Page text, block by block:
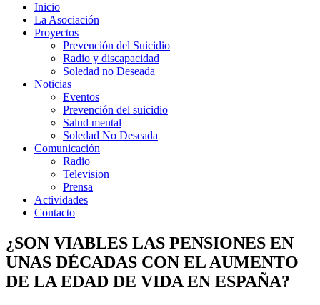
Inicio
La Asociación
Proyectos
Prevención del Suicidio
Radio y discapacidad
Soledad no Deseada
Noticias
Eventos
Prevención del suicidio
Salud mental
Soledad No Deseada
Comunicación
Radio
Television
Prensa
Actividades
Contacto
¿SON VIABLES LAS PENSIONES EN
UNAS DÉCADAS CON EL AUMENTO
DE LA EDAD DE VIDA EN ESPAÑA?